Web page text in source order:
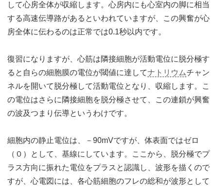
して心房全体が収縮します。心房内にも心室内の脚に相当
する高速伝導路があるといわれていますが、この興奮が心
房全体に伝わるのは正常では0.1秒以内です。
復習になりますが、心筋は隣接細胞が活動電位に脱分極す
ると自らの細胞膜の電位が閾値に達してナトリウムチャン
ネルを開いて脱分極して活動電位となり、収縮します。こ
の電位はさらに隣接細胞を脱分極させて、この連鎖が興奮
の波及つまり伝導というわけです。
細胞内の静止電位は、－90mVですが、体表面ではゼロ
（０）として、基線にしています。ここから、脱分極でプ
ラス方向に振れた電位をプラスと認識し、波形を描くので
すが、心電図には、各心筋細胞のフレの総和が波形として